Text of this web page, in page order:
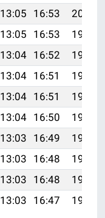
13:05 16:53
20:00
13:05 16:53
19:59
13:04 16:52
19:58
13:04 16:51
19:56
13:04 16:51
19:55
13:04 16:50
19:53
13:03 16:49
19:52
13:03 16:48
19:50
13:03 16:48
19:49
13:03 16:47 19:47